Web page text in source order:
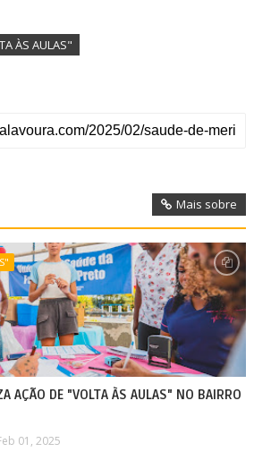
ÀS AULAS"
Mais sobre
AÇÃO DE "VOLTA ÀS AULAS" NO BAIRRO
01, 2025